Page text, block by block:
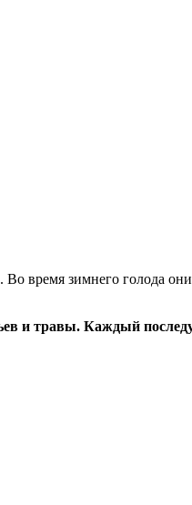
время зимнего голода
и травы. Каждый